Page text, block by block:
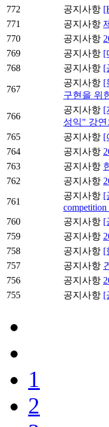
772
공지사항
771
공지사항
770
공지사항
769
공지사항 [
768
공지사항 [
767
공지사항 [
구현을 위
766
공지사항 [
성익" 강연
765
공지사항 [
764
공지사항
763
공지사항
762
공지사항
761
공지사항 [
competition
760
공지사항 [
759
공지사항
758
공지사항 [
757
공지사항
756
공지사항
755
공지사항 [
1
2